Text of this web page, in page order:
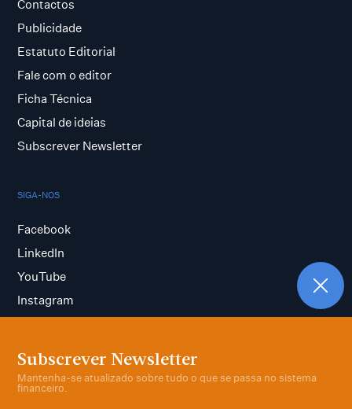
Subscrever Newsletter
Mantenha-se atualizado sobre tudo o que se passa no sistema
financeiro.
Contactos
Publicidade
Estatuto Editorial
Fale com o editor
Ficha Técnica
Capital de ideias
Subscrever Newsletter
SIGA-NOS
Facebook
LinkedIn
YouTube
Instagram
Termos e condições
Política de privacidade